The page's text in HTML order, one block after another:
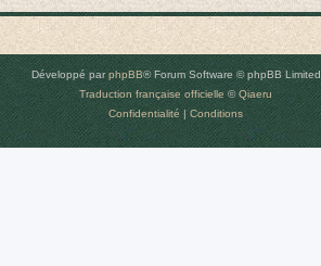
Développé parphpBB® Forum Software © phpBB Limited
Traduction française officielle ©Qiaeru
Confidentialité |Conditions